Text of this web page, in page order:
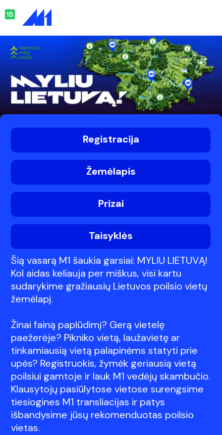
Registracija
Žemėlapis
Prizai
Taisyklės
Šią vasarą M1 šaukia garsiai: MYLIU LIETUVĄ!
Kol aidas keliauja per miškus, visi kartu
sudarykime gražiausių Lietuvos poilsio vietų
žemėlapį.
Žinai fainą paplūdimį? Gerą vietelę
paežerėje? Pikniko vietą, laužavietę ar
tinkamiausią vietą palapinėms statyti prie
upės? Registruokis, žymėk geriausią vietą
poilsiui gamtoje ir lauk M1 vedėjų skambučio.
Klausytojų pasiūlytose vietose surengsime
tiesiogines M1 transliacijas ir patys
išbandysime jūsų rekomenduotas poilsio
vietas.